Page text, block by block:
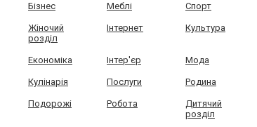
Бізнес Меблі Спорт
Жіночий
розділ
Інтернет Культура
Економіка Інтер'єр Мода
Кулінарія Послуги Родина
Подорожі Робота
Дитячий
розділ